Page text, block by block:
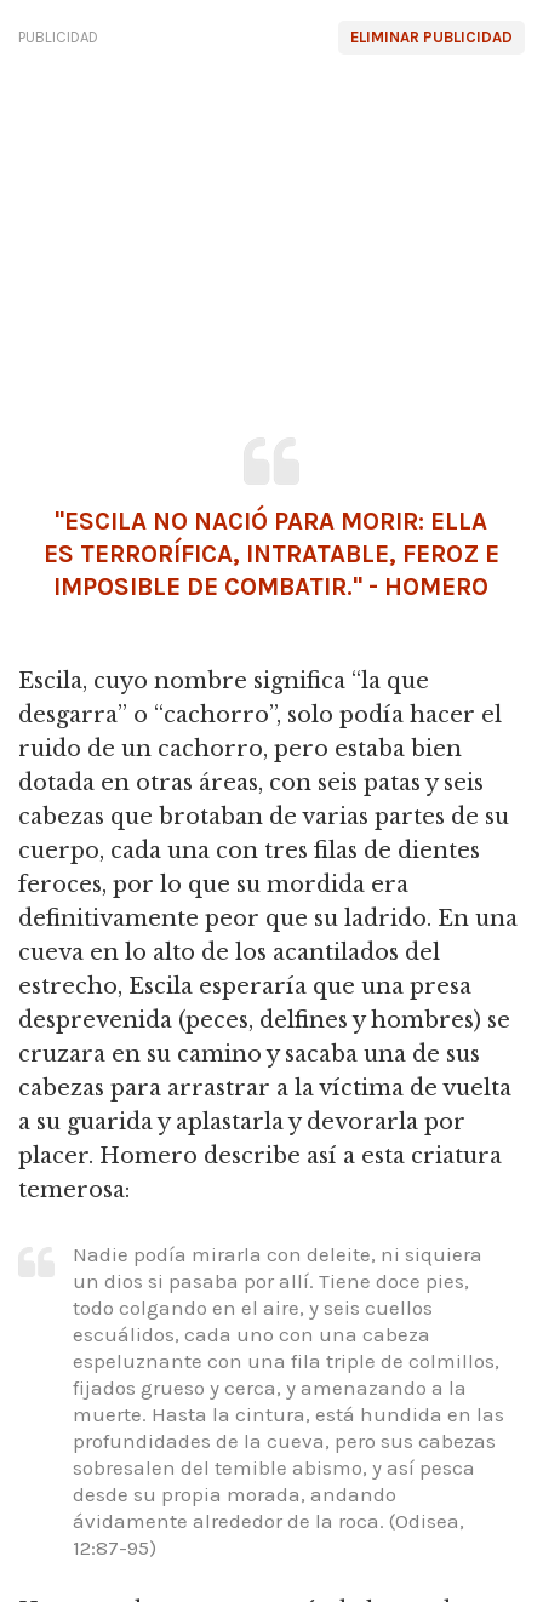
ELIMINAR PUBLICIDAD
PUBLICIDAD
"ESCILA NO NACIÓ PARA MORIR: ELLA
ES TERRORÍFICA, INTRATABLE, FEROZ E
IMPOSIBLE DE COMBATIR." - HOMERO
Escila, cuyo nombre significa “la que
desgarra” o “cachorro”, solo podía hacer el
ruido de un cachorro, pero estaba bien
dotada en otras áreas, con seis patas y seis
cabezas que brotaban de varias partes de su
cuerpo, cada una con tres filas de dientes
feroces, por lo que su mordida era
definitivamente peor que su ladrido. En una
cueva en lo alto de los acantilados del
estrecho, Escila esperaría que una presa
desprevenida (peces, delfines y hombres) se
cruzara en su camino y sacaba una de sus
cabezas para arrastrar a la víctima de vuelta
a su guarida y aplastarla y devorarla por
placer. Homero describe así a esta criatura
temerosa:
Nadie podía mirarla con deleite, ni siquiera
un dios si pasaba por allí. Tiene doce pies,
todo colgando en el aire, y seis cuellos
escuálidos, cada uno con una cabeza
espeluznante con una fila triple de colmillos,
fijados grueso y cerca, y amenazando a la
muerte. Hasta la cintura, está hundida en las
profundidades de la cueva, pero sus cabezas
sobresalen del temible abismo, y así pesca
desde su propia morada, andando
ávidamente alrededor de la roca. (Odisea,
12:87-95)